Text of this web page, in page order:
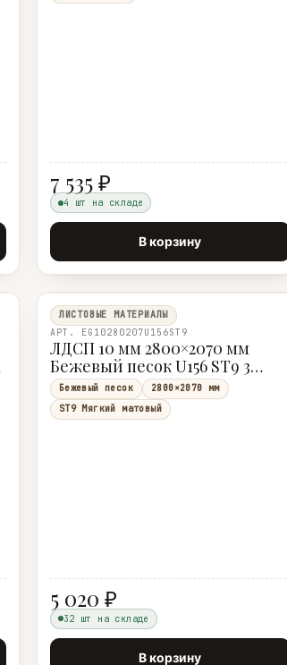
7 535 ₽
4 шт на складе
В корзину
ЛИСТОВЫЕ МАТЕРИАЛЫ
АРТ. EG10280207U156ST9
ЛДСП 10 мм 2800×2070 мм
Бежевый песок U156 ST9 3
Egger
Бежевый песок
2800×2070 мм
ST9 Мягкий матовый
5 020 ₽
32 шт на складе
В корзину